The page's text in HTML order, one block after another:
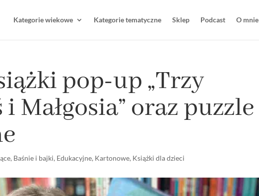
Kategorie wiekowe Kategorie tematyczne Sklep Podcast O mnie
pop-up „Trzy
i Małgosia” oraz puzzle
, Baśnie i bajki, Edukacyjne, Kartonowe, Książki dla dzieci